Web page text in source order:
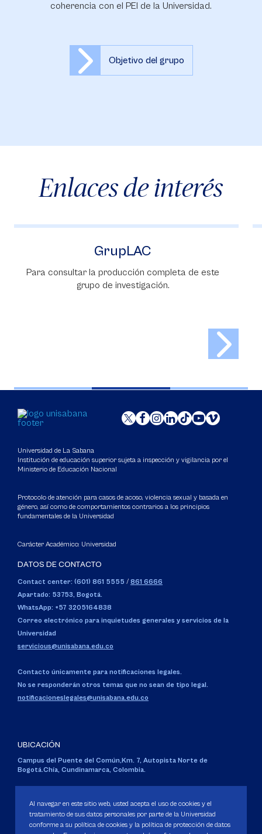
coherencia con el PEI de la Universidad.
Objetivo del grupo
Enlaces de interés
GrupLAC
Para consultar la producción completa de este
grupo de investigación.
Universidad de La Sabana
Institución de educación superior sujeta a inspección y vigilancia por el
Ministerio de Educación Nacional
Protocolo de atención para casos de acoso, violencia sexual y basada en
género, así como de comportamientos contrarios a los principios
fundamentales de la Universidad
Carácter Académico: Universidad
DATOS DE CONTACTO
Contact center: (601) 861 5555 / 861 6666
Apartado: 53753, Bogotá.
WhatsApp: +57 3205164838
Correo electrónico para inquietudes generales y servicios de la
Universidad
servicious@unisabana.edu.co
Contacto únicamente para notificaciones legales.
No se responderán otros temas que no sean de tipo legal.
notificacioneslegales@unisabana.edu.co
UBICACIÓN
Campus del Puente del Común,Km. 7, Autopista Norte de
Bogotá.Chía, Cundinamarca, Colombia.
Personería Jurídica:Resolución 130 del 14 de enero de 1980.
Ministerio de Educación Nacional.
Al navegar en este sitio web, usted acepta el uso de cookies y el
tratamiento de sus datos personales por parte de la Universidad
conforme a su política de cookies y la política de protección de datos